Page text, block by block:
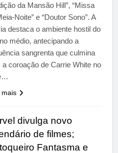
da Mansão Hill”, “Missa
Noite” e “Doutor Sono”. A
destaca o ambiente hostil do
médio, antecipando a
sangrenta que culmina
a coroação de Carrie White no
mais
divulga novo
de filmes;
Fantasma e